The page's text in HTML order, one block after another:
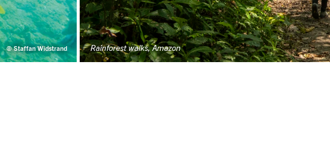
© Staffan Widstrand Rainforest walks, Amazon